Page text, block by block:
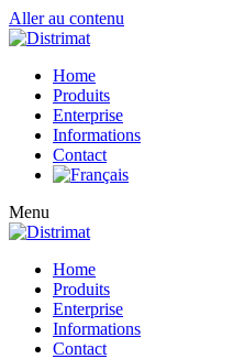
Aller au contenu
Home
Produits
Enterprise
Informations
Contact
Menu
Home
Produits
Enterprise
Informations
Contact